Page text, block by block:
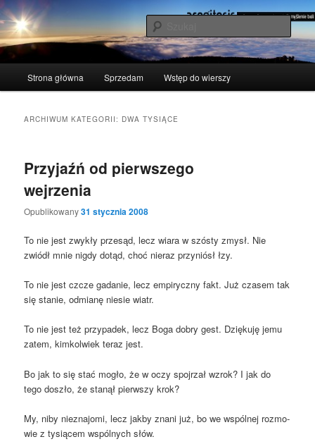
Przeskocz
do
tekstu
Przeskocz
do
widgetów
acogitosis
polscy naukowcy udowodnili: myślenie boli
Strona główna Sprzedam Wstęp do wierszy
ARCHIWUM KATEGORII: DWA TYSIĄCE
Przyjaźń od pierwszego
wejrzenia
Opublikowany31 stycznia 2008
To nie jest zwy­kły prze­sąd, lecz wia­ra w szó­sty zmysł. Nie
zwiódł mnie nigdy dotąd, choć nie­raz przy­niósł łzy.
To nie jest czcze gada­nie, lecz empi­rycz­ny fakt. Już cza­sem tak
się sta­nie, odmia­nę nie­sie wiatr.
To nie jest też przy­pa­dek, lecz Boga dobry gest. Dzię­ku­ję jemu
zatem, kim­kol­wiek teraz jest.
Bo jak to się stać mogło, że w oczy spoj­rzał wzrok? I jak do
tego doszło, że sta­nął pierw­szy krok?
My, niby nie­zna­jo­mi, lecz jak­by zna­ni już, bo we wspól­nej roz­mo­
wie z tysią­cem wspól­nych słów.